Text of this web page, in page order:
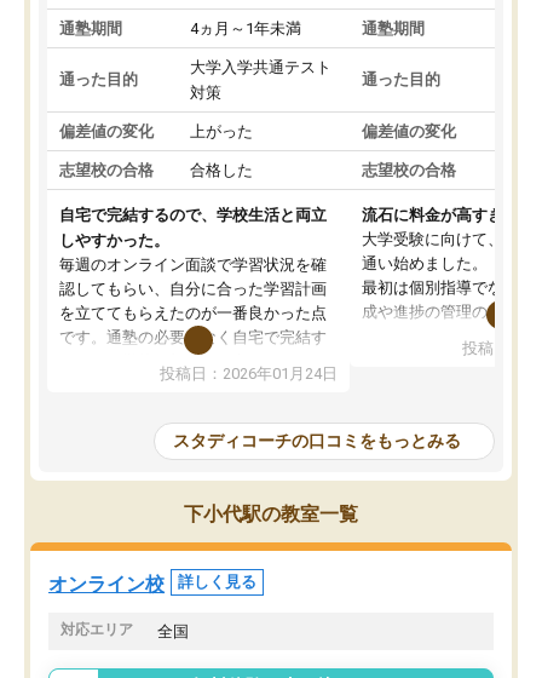
通塾期間 4ヵ月～1年未満
通った目的
大学入学共通テスト
対策
偏差値の変化 上がった
志望校の合格 合格した
自宅で完結するので、学校生活と両立
しやすかった。
毎週のオンライン面談で学習状況を確
認してもらい、自分に合った学習計画
を立ててもらえたのが一番良かった点
です。通塾の必要がなく自宅で完結す
たです。コーチが現役大学生で相談し
安も気軽に話せました。勉強習慣が身
についたと感じています。また、チャ
ットで質問できるのも便利でした。一
人では迷いがちだった受験勉強を、最
だと思います。
投稿日：2026年01月24日
通塾期間
通った目的
偏差値の変化
志望校の合格
流石に料金が高すぎる
大学受験に向けて、高2
通い始めました。
最初は個別指導でなく、
成や進捗の管理のみのコ
じ個別指導コースに変更
性が良くなかったです。
モチベーションが上がら
にやめてしまいました。
の方の予定が空いていな
投稿日：
スタディコーチの口コミをもっとみる
下小代駅の教室一覧
オンライン校 詳しく見る
対応エリア 全国